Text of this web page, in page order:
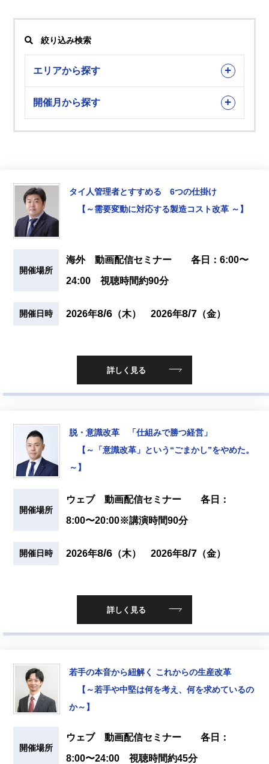
絞り込み検索
エリアから探す
開催月から探す
タイ人管理者とすすめる 6つの仕掛け
【～需要変動に対応する製造コスト改革 ～】
開催場所
海外 動画配信セミナー 各日：6:00〜
24:00 視聴時間約90分
開催日時 2026年8/6 （木） 2026年8/7 （金）
詳しく見る
脱・意識改革 「仕組みで勝つ経営」
【～「意識改革」という“ごまかし”をやめた。
～】
開催場所
ウェブ 動画配信セミナー 各日：
8:00〜20:00※講演時間90分
開催日時 2026年8/6 （木） 2026年8/7 （金）
詳しく見る
若手の本音から紐解く これからの生産改革
【～若手や中堅は何を考え、何を求めているの
か～】
開催場所
ウェブ 動画配信セミナー 各日：
8:00〜24:00 視聴時間約45分